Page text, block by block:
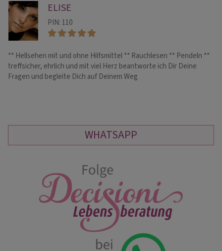
ELISE
PIN: 110
** Hellsehen mit und ohne Hilfsmittel ** Rauchlesen ** Pendeln **
treffsicher, ehrlich und mit viel Herz beantworte ich Dir Deine
Fragen und begleite Dich auf Deinem Weg
WHATSAPP